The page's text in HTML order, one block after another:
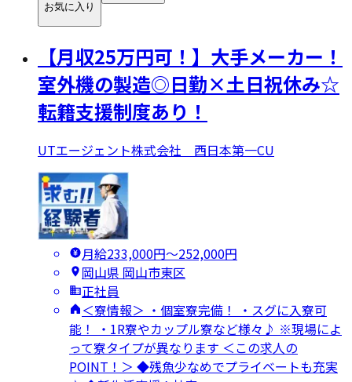
お気に入り
【月収25万円可！】大手メーカー！
室外機の製造◎日勤×土日祝休み☆
転籍支援制度あり！
UTエージェント株式会社 西日本第一CU
月給233,000円〜252,000円
岡山県 岡山市東区
正社員
＜寮情報＞ ・個室寮完備！ ・スグに入寮可
能！ ・1R寮やカップル寮など様々♪ ※現場によ
って寮タイプが異なります ＜この求人の
POINT！＞ ◆残魚少なめでプライベートも充実